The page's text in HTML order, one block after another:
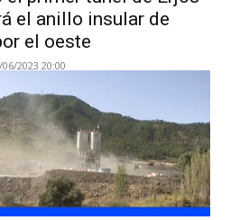
el anillo insular de
el oeste
2023 20:00